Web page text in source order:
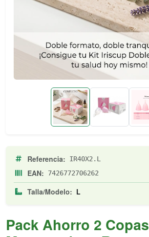
Referencia: IR40X2.L
EAN: 7426772706262
Talla/Modelo: L
Pack Ahorro 2 Copas